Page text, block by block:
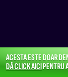
ACESTA ESTE DOAR
DĂ CLICK AICIPENTRU